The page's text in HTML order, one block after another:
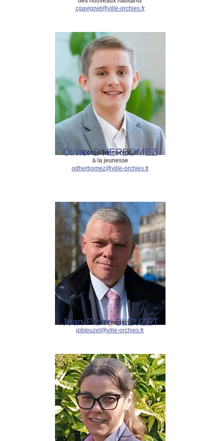
cgavignet@ville-orchies.fr
Olivier D'HERBOMEZ
Conseiller municipal
à la jeunesse
odherbomez@ville-orchies.fr
Jean-Pierre BLEUZET
Conseiller municipal
jpbleuzet@ville-orchies.fr